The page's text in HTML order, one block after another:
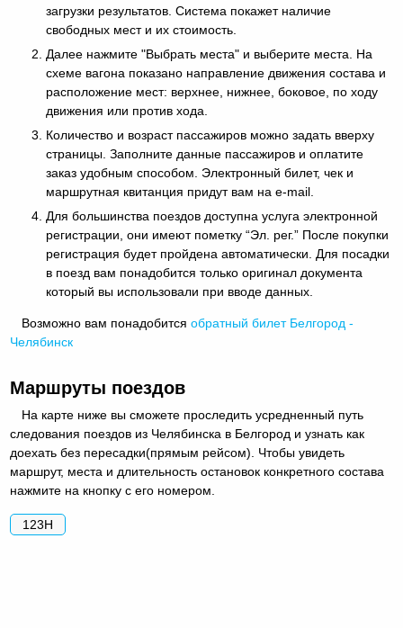
загрузки результатов. Система покажет наличие
свободных мест и их стоимость.
Далее нажмите "Выбрать места" и выберите места. На
схеме вагона показано направление движения состава и
расположение мест: верхнее, нижнее, боковое, по ходу
движения или против хода.
Количество и возраст пассажиров можно задать вверху
страницы. Заполните данные пассажиров и оплатите
заказ удобным способом. Электронный билет, чек и
маршрутная квитанция придут вам на e-mail.
Для большинства поездов доступна услуга электронной
регистрации, они имеют пометку “Эл. рег.” После покупки
регистрация будет пройдена автоматически. Для посадки
в поезд вам понадобится только оригинал документа
который вы использовали при вводе данных.
Возможно вам понадобитсяобратный билет Белгород -
Челябинск
Маршруты поездов
На карте ниже вы сможете проследить усредненный путь
следования поездов из Челябинска в Белгород и узнать как
доехать без пересадки(прямым рейсом). Чтобы увидеть
маршрут, места и длительность остановок конкретного состава
нажмите на кнопку с его номером.
123Н